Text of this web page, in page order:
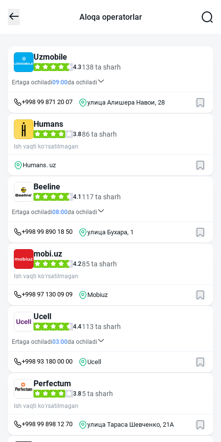
Aloqa operatorlar
Uzmobile
4.3 138 ta sharh
Ertaga ochiladi09:00da ochiladi
+998 99 871 20 07 улица Алишера Навои, 28
Humans
3.886 ta sharh
Ish vaqti ko‘rsatilmagan
Humans. uz
Beeline
4.1 117 ta sharh
Ertaga ochiladi08:00da ochiladi
+998 99 890 18 50 улица Бухара, 1
mobi.uz
4.285 ta sharh
Ish vaqti ko‘rsatilmagan
+998 97 130 09 09 Mobiuz
Ucell
4.4113 ta sharh
Ertaga ochiladi03:00da ochiladi
+998 93 180 00 00 Ucell
Perfectum
3.85 ta sharh
Ish vaqti ko‘rsatilmagan
+998 99 898 12 70 улица Тараса Шевченко, 21А